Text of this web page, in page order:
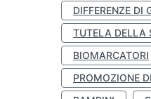
DIFFERENZE DI
TUTELA DELLA
BIOMARCATORI
PROMOZIONE